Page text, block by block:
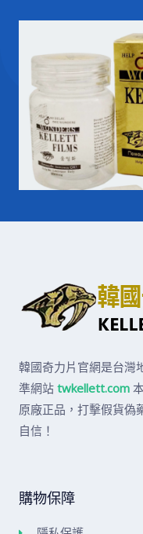
韓國奇力片官網是台灣
準網站 twkellett.com
原廠正品，打擊假貨偽
自信！
購物保障